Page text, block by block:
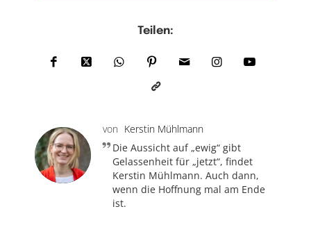
Teilen:
von Kerstin Mühlmann
Die Aussicht auf „ewig“ gibt
Gelassenheit für „jetzt“, findet
Kerstin Mühlmann. Auch dann,
wenn die Hoffnung mal am Ende
ist.